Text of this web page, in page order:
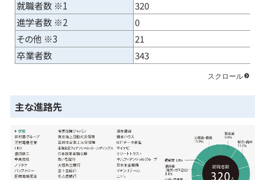
就職者数 ※1
320
進学者数 ※2
0
その他 ※3
21
卒業者数
343
主な進路先